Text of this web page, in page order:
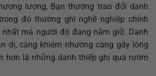
lượng, Bạn thường trao đổi danh
đó thường ghi nghề nghiệp chính
nhất mà người đó đang nắm giữ. Danh
dị, càng khiêm nhường càng gây lòng
hơn là những danh thiếp ghi quá rườm